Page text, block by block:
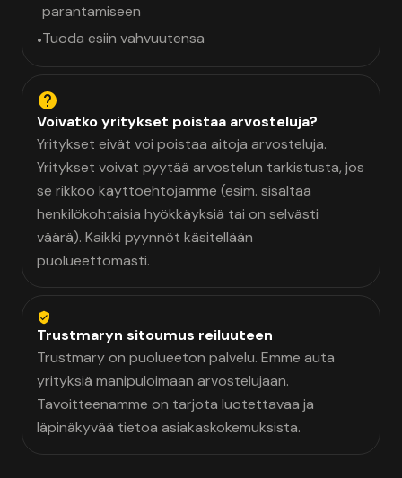
parantamiseen
•Tuoda esiin vahvuutensa
Voivatko yritykset poistaa arvosteluja?
Yritykset eivät voi poistaa aitoja arvosteluja.
Yritykset voivat pyytää arvostelun tarkistusta, jos
se rikkoo käyttöehtojamme (esim. sisältää
henkilökohtaisia hyökkäyksiä tai on selvästi
väärä). Kaikki pyynnöt käsitellään
puolueettomasti.
Trustmaryn sitoumus reiluuteen
Trustmary on puolueeton palvelu. Emme auta
yrityksiä manipuloimaan arvostelujaan.
Tavoitteenamme on tarjota luotettavaa ja
läpinäkyvää tietoa asiakaskokemuksista.